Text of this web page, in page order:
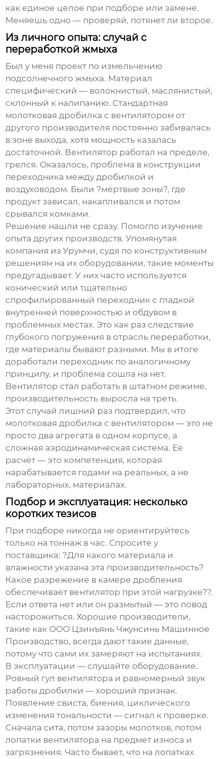
как единое целое при подборе или замене.
Меняешь одно — проверяй, потянет ли второе.
Из личного опыта: случай с
переработкой жмыха
Был у меня проект по измельчению
подсолнечного жмыха. Материал
специфический — волокнистый, маслянистый,
склонный к налипанию. Стандартная
молотковая дробилка с вентилятором от
другого производителя постоянно забивалась
в зоне выхода, хотя мощность казалась
достаточной. Вентилятор работал на пределе,
грелся. Оказалось, проблема в конструкции
переходника между дробилкой и
воздуховодом. Были ?мёртвые зоны?, где
продукт зависал, накапливался и потом
срывался комками.
Решение нашли не сразу. Помогло изучение
опыта других производств. Упомянутая
компания из Урумчи, судя по конструктивным
решениям на их оборудовании, такие моменты
предугадывает. У них часто используется
конический или тщательно
спрофилированный переходник с гладкой
внутренней поверхностью и обдувом в
проблемных местах. Это как раз следствие
глубокого погружения в отрасль переработки,
где материалы бывают разными. Мы в итоге
доработали переходник по аналогичному
принципу, и проблема сошла на нет.
Вентилятор стал работать в штатном режиме,
производительность выросла на треть.
Этот случай лишний раз подтвердил, что
молотковая дробилка с вентилятором — это не
просто два агрегата в одном корпусе, а
сложная аэродинамическая система. Её
расчёт — это компетенция, которая
нарабатывается годами на реальных, а не
лабораторных, материалах.
Подбор и эксплуатация: несколько
коротких тезисов
При подборе никогда не ориентируйтесь
только на тоннаж в час. Спросите у
поставщика: ?Для какого материала и
влажности указана эта производительность?
Какое разрежение в камере дробления
обеспечивает вентилятор при этой нагрузке??.
Если ответа нет или он размытый — это повод
насторожиться. Хорошие производители,
такие как ООО Цзинъянь Чжунсинь Машинное
Производство, всегда дают такие данные,
потому что сами их замеряют на испытаниях.
В эксплуатации — слушайте оборудование.
Ровный гул вентилятора и равномерный звук
работы дробилки — хороший признак.
Появление свиста, биения, циклического
изменения тональности — сигнал к проверке.
Сначала сита, потом зазоры молотков, потом
лопатки вентилятора на предмет износа и
загрязнения. Часто бывает, что на лопатках